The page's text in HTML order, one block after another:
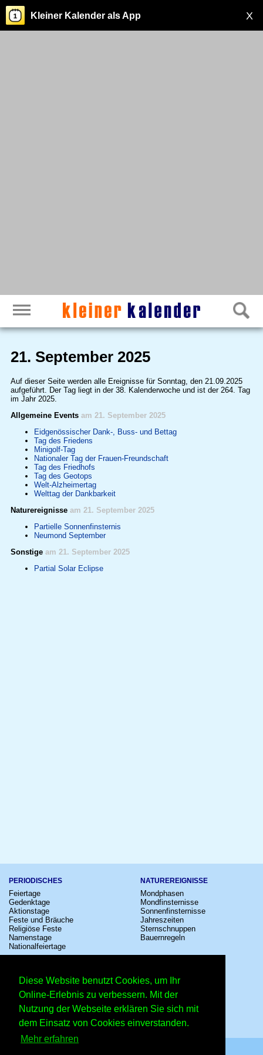
Diese Website benutzt Cookies, um Ihr
Online-Erlebnis zu verbessern. Mit der
Nutzung der Webseite erklären Sie sich mit
dem Einsatz von Cookies einverstanden.
Mehr erfahren
X
Kleiner Kalender als App
21. September 2025
Auf dieser Seite werden alle Ereignisse für Sonntag, den 21.09.2025
aufgeführt. Der Tag liegt in der 38. Kalenderwoche und ist der 264. Tag
im Jahr 2025.
Allgemeine Events am 21. September 2025
Eidgenössischer Dank-, Buss- und Bettag
Tag des Friedens
Minigolf-Tag
Nationaler Tag der Frauen-Freundschaft
Tag des Friedhofs
Tag des Geotops
Welt-Alzheimertag
Welttag der Dankbarkeit
Naturereignisse am 21. September 2025
Partielle Sonnenfinsternis
Neumond September
Sonstige am 21. September 2025
Partial Solar Eclipse
PERIODISCHES
Feiertage
Gedenktage
Aktionstage
Feste und Bräuche
Religiöse Feste
Namenstage
Nationalfeiertage
NATUREREIGNISSE
Mondphasen
Mondfinsternisse
Sonnenfinsternisse
Jahreszeiten
Sternschnuppen
Bauernregeln
Kinostarts
Festivals
Großevents
Fußball
Comedy
Shows
Sternzeichen
Schalttage
Wahltage
Messen
Erinnerungen
Volksfeste